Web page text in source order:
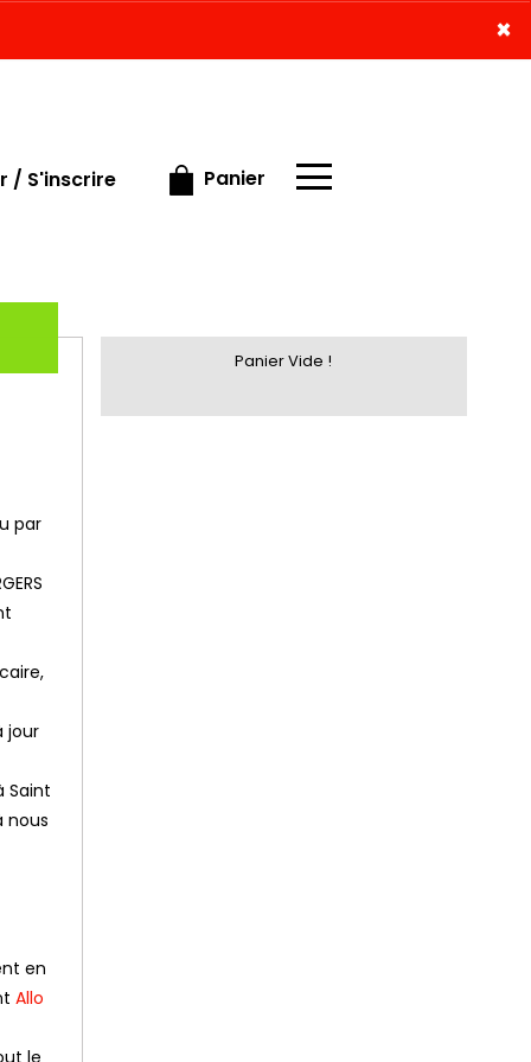
×
/ S'inscrire Panier
×
par
jour
Saint
nous
en
Allo
le
Panier Vide !